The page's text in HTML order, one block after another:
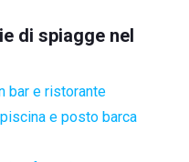
di spiagge nel
bar e ristorante
e posto barca